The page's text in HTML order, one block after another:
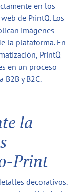
en los
de PrintQ. Los
imágenes
la plataforma. En
PrintQ
en un proceso
y B2C.
la
Print
decorativos.